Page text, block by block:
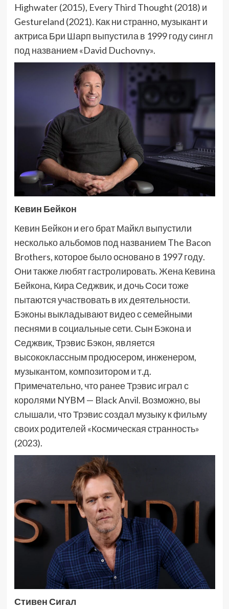
Highwater (2015), Every Third Thought (2018) и
Gestureland (2021). Как ни странно, музыкант и
актриса Бри Шарп выпустила в 1999 году сингл
под названием «David Duchovny».
Кевин Бейкон
Кевин Бейкон и его брат Майкл выпустили
несколько альбомов под названием The Bacon
Brothers, которое было основано в 1997 году.
Они также любят гастролировать. Жена Кевина
Бейкона, Кира Седжвик, и дочь Соси тоже
пытаются участвовать в их деятельности.
Бэконы выкладывают видео с семейными
песнями в социальные сети. Сын Бэкона и
Седжвик, Трэвис Бэкон, является
высококлассным продюсером, инженером,
музыкантом, композитором и т.д.
Примечательно, что ранее Трэвис играл с
королями NYBM — Black Anvil. Возможно, вы
слышали, что Трэвис создал музыку к фильму
своих родителей «Космическая странность»
(2023).
Стивен Сигал